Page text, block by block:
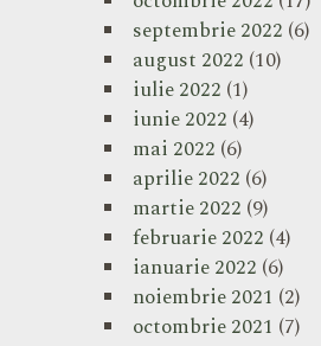
septembrie 2022 (6)
august 2022 (10)
iulie 2022 (1)
iunie 2022 (4)
mai 2022 (6)
aprilie 2022 (6)
martie 2022 (9)
februarie 2022 (4)
ianuarie 2022 (6)
noiembrie 2021 (2)
octombrie 2021 (7)